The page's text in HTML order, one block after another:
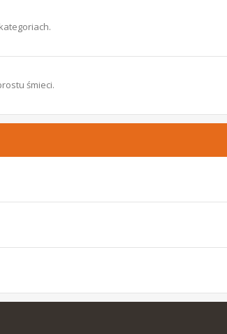
śmieci.